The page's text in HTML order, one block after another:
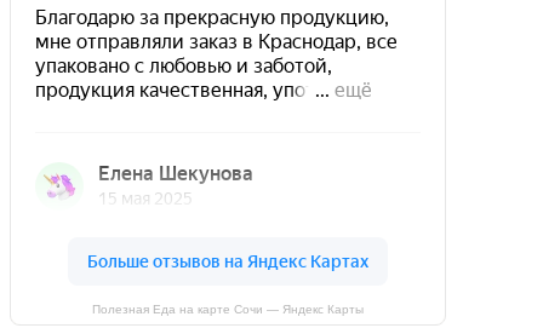
Полезная Еда на карте Сочи — Яндекс Карты